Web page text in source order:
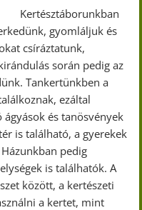
Kertésztáborunkban
gyomláljuk és
csíráztatunk,
során pedig az
Tankertünkben a
ezáltal
és tanösvények
is található, a gyerekek
pedig
is találhatók. A
között, a kertészeti
a kertet, mint